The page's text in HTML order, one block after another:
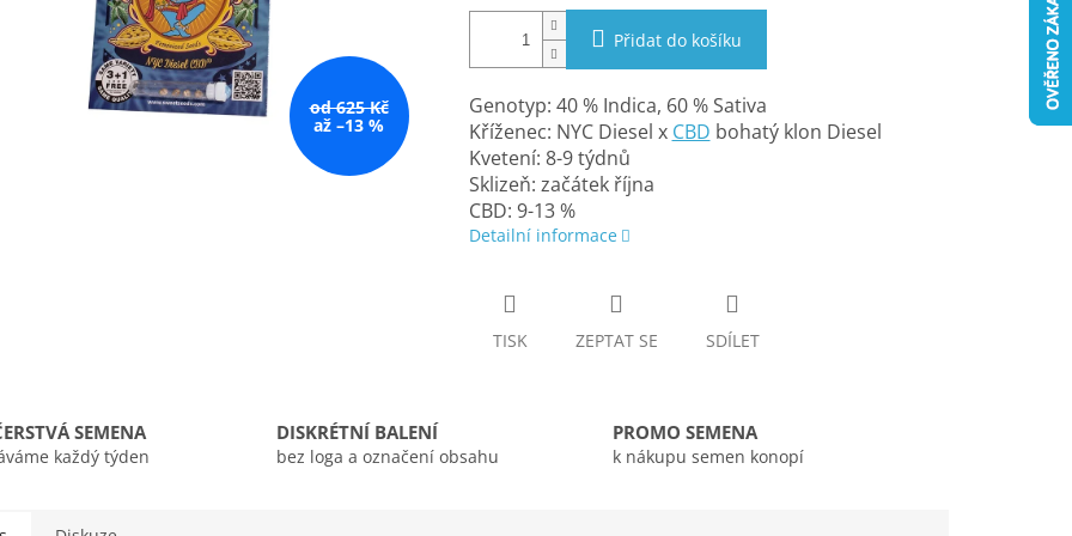
od 625 Kč
až –13 %
Přidat do košíku
Genotyp: 40 % Indica, 60 % Sativa
Kříženec: NYC Diesel x CBD bohatý klon Diesel
Kvetení: 8-9 týdnů
Sklizeň: začátek října
CBD: 9-13 %
Detailní informace
TISK ZEPTAT SE SDÍLET
SEMENA
každý týden
DISKRÉTNÍ BALENÍ
bez loga a označení obsahu
PROMO SEMENA
k nákupu semen konopí